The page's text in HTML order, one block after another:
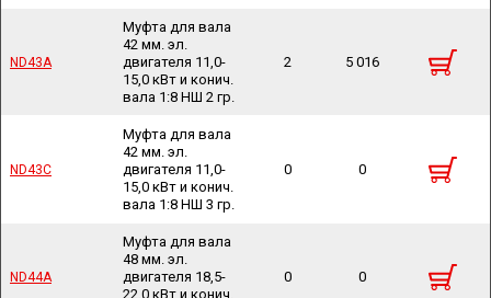
ND43A
Муфта для вала
42 мм. эл.
двигателя 11,0-
15,0 кВт и конич.
вала 1:8 НШ 2 гр.
2 5 016
ND43C
Муфта для вала
42 мм. эл.
двигателя 11,0-
15,0 кВт и конич.
вала 1:8 НШ 3 гр.
0 0
ND44A
Муфта для вала
48 мм. эл.
двигателя 18,5-
22,0 кВт и конич.
0 0
ND43A
ND43C
ND44A